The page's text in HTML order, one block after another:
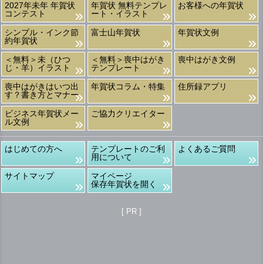
2027年未年 年賀状
コンテスト
年賀状 無料テンプレ
ート・イラスト
お客様への年賀状
シンプル・インク節
約年賀状
富士山年賀状 年賀状文例
＜無料＞未（ひつ
じ・羊）イラスト
＜無料＞喪中はがき
テンプレート
喪中はがき文例
喪中はがきはいつ出
す？書き方とマナー
年賀状コラム・特集 住所録アプリ
ビジネス年賀状メー
ル文例
ご協力クリエイター
はじめての方へ
テンプレートのご利
用について
よくあるご質問
サイトマップ
マイページ
保存年賀状を開く
[ PR ]